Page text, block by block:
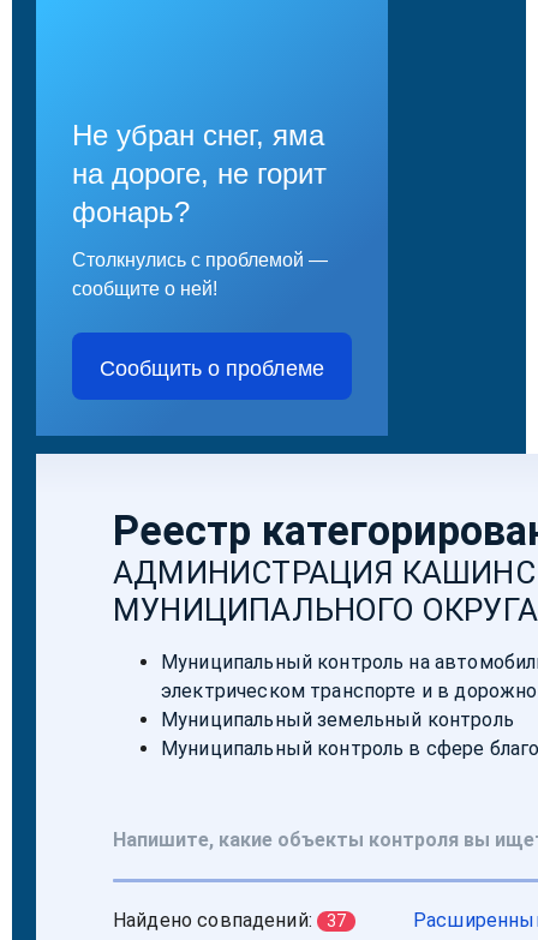
Не убран снег, яма
на дороге, не горит
фонарь?
Столкнулись с проблемой —
сообщите о ней!
Сообщить о проблеме